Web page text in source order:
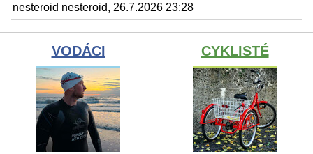
nesteroid nesteroid, 26.7.2026 23:28
VODÁCI CYKLISTÉ